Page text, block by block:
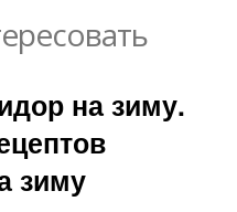
на зиму.
зиму